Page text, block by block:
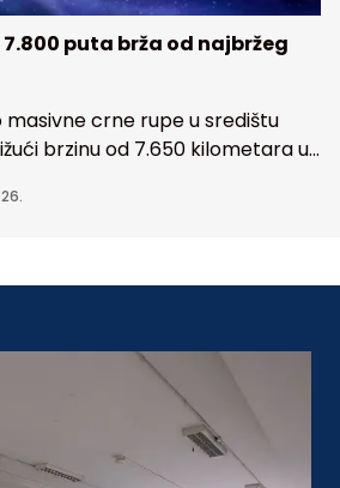
puta brža od najbržeg
crne rupe u središtu
brzinu od 7.650 kilometara u